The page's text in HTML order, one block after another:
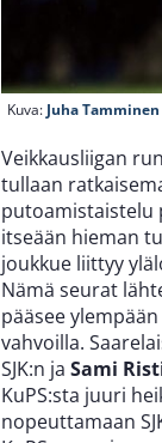
Kuva: Juha Tamminen
Veikkausliigan
tullaan
putoamistaistelu
itseään hieman
joukkue liittyy
Nämä seurat
pääsee
vahvoilla.
SJK:n ja Sami
KuPS:sta juuri
nopeuttamaan